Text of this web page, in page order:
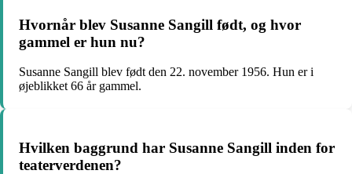
Hvornår blev Susanne Sangill født, og hvor
gammel er hun nu?
Susanne Sangill blev født den 22. november 1956. Hun er i
øjeblikket 66 år gammel.
Hvilken baggrund har Susanne Sangill inden for
teaterverdenen?